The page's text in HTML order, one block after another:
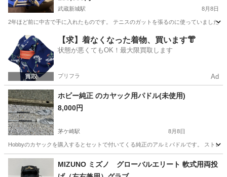
武蔵新城駅 8月8日
2年ほど前に中古で手に入れたものです。 テニスのガットを張るのに使っていました
神奈川 武蔵新城駅 テニス
【求】着なくなった着物、買います👘
状態が悪くてもOK！最大限買取します
プリフラ Ad
ホビー純正 のカヤック用パドル(未使用)
8,000円
茅ケ崎駅 8月8日
Hobbyのカヤックを購入するとセットで付いてくる純正のアルミパドルです。 スト
神奈川 茅ヶ崎市 マリンスポーツ
MIZUNO ミズノ グローバルエリート 軟式用両投